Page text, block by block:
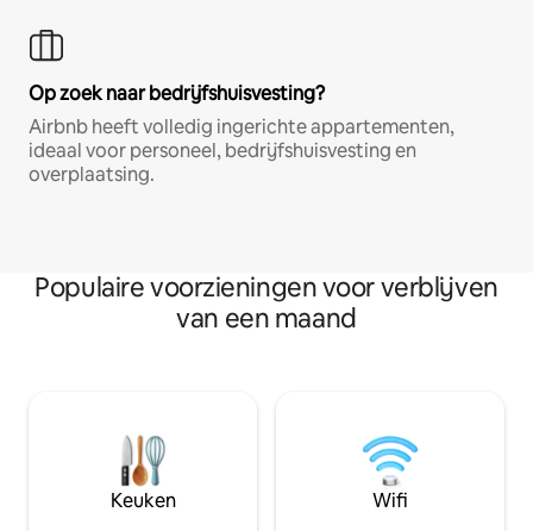
Op zoek naar bedrijfshuisvesting?
Airbnb heeft volledig ingerichte appartementen,
ideaal voor personeel, bedrijfshuisvesting en
overplaatsing.
Populaire voorzieningen voor verblijven
van een maand
Keuken Wifi